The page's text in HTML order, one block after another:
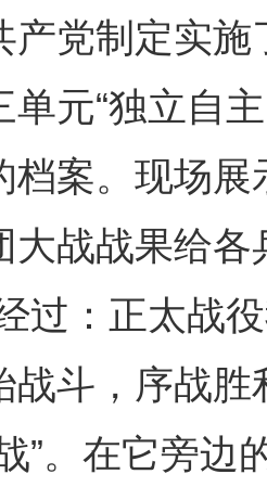
制定实施
单元“独立自
档案。现场
大战战果给
过：正太战
战斗，序战
”。在它旁